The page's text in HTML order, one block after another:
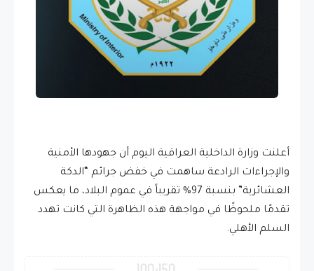
أعلنت وزارة الداخلية العراقية اليوم أن جهودها الأمنية
والإجراءات الرادعة ساهمت في خفض جرائم “الدكة
العشائرية” بنسبة 97% تقريباً في عموم البلاد، ما يعكس
تقدمًا ملحوظًا في مواجهة هذه الظاهرة التي كانت تهدد
السلم الأهلي.